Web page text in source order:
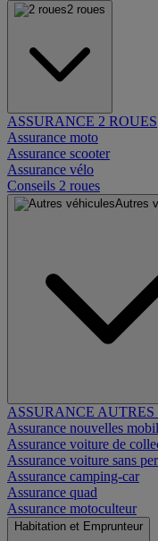
2 roues
ASSURANCE 2 ROUES
Assurance moto
Assurance scooter
Assurance vélo
Conseils 2 roues
Autres
ASSURANCE
Assurance nouvelles
Assurance voiture de
Assurance voiture sans
Assurance camping-car
Assurance quad
Assurance motoculteur
Habitation et Emprunteur